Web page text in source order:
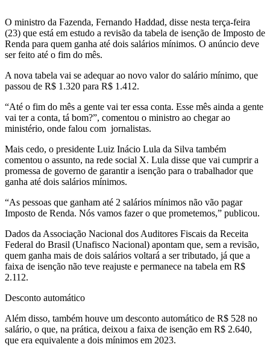
O ministro da Fazenda, Fernando Haddad, disse nesta terça-feira
(23) que está em estudo a revisão da tabela de isenção de Imposto de
Renda para quem ganha até dois salários mínimos. O anúncio deve
ser feito até o fim do mês.
A nova tabela vai se adequar ao novo valor do salário mínimo, que
passou de R$ 1.320 para R$ 1.412.
“Até o fim do mês a gente vai ter essa conta. Esse mês ainda a gente
vai ter a conta, tá bom?”, comentou o ministro ao chegar ao
ministério, onde falou com jornalistas.
Mais cedo, o presidente Luiz Inácio Lula da Silva também
comentou o assunto, na rede social X. Lula disse que vai cumprir a
promessa de governo de garantir a isenção para o trabalhador que
ganha até dois salários mínimos.
“As pessoas que ganham até 2 salários mínimos não vão pagar
Imposto de Renda. Nós vamos fazer o que prometemos,” publicou.
Dados da Associação Nacional dos Auditores Fiscais da Receita
Federal do Brasil (Unafisco Nacional) apontam que, sem a revisão,
quem ganha mais de dois salários voltará a ser tributado, já que a
faixa de isenção não teve reajuste e permanece na tabela em R$
2.112.
Desconto automático
Além disso, também houve um desconto automático de R$ 528 no
salário, o que, na prática, deixou a faixa de isenção em R$ 2.640,
que era equivalente a dois mínimos em 2023.